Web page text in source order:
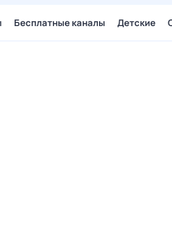
Бесплатные каналы Детские